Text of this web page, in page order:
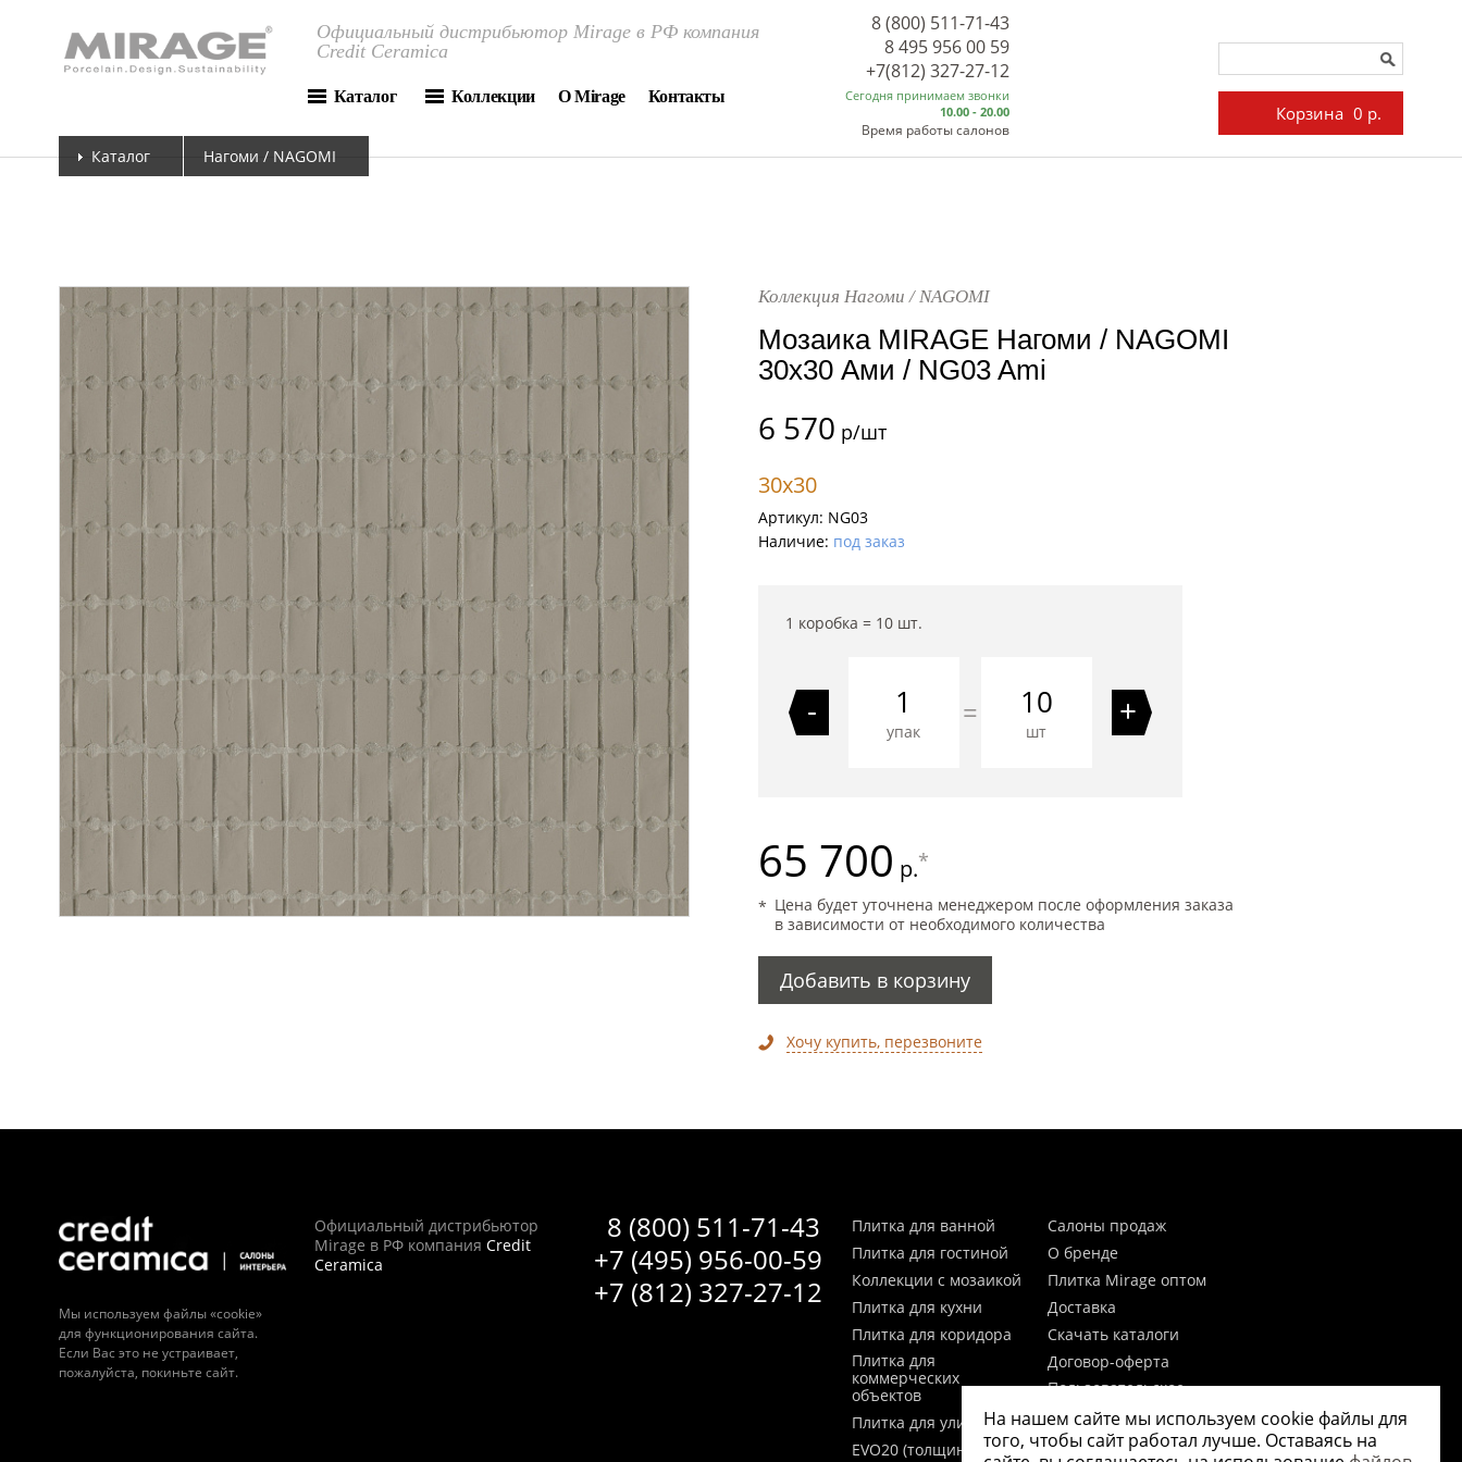
Официальный дистрибьютор Mirage в РФ компания
Credit Ceramica
Каталог Коллекции О Mirage Контакты
8 (800) 511-71-43
8 495 956 00 59
Сегодня принимаем звонки
10.00 - 20.00
Время работы салонов
+7(812) 327-27-12
Корзина 0 р.
Каталог Нагоми / NAGOMI
Коллекция Нагоми / NAGOMI
Мозаика MIRAGE Нагоми / NAGOMI
30x30 Ами / NG03 Ami
6 570 р/шт
30x30
Артикул: NG03
Наличие: под заказ
1 коробка = 10шт.
-
упак
= 10
шт
+
65 700 р.*
Цена будет уточнена менеджером после оформления заказа
в зависимости от необходимого количества
Добавить в корзину
Хочу купить, перезвоните
Мы используем файлы «cookie»
для функционирования сайта.
Если Вас это не устраивает,
пожалуйста, покиньте сайт.
8 (800) 511-71-43
+7 (495) 956-00-59
+7 (812) 327-27-12
Официальный дистрибьютор
Mirage в РФ компания Credit
Ceramica
Плитка для ванной
Плитка для гостиной
Коллекции с мозаикой
Плитка для кухни
Плитка для коридора
Плитка для
коммерческих
объектов
Плитка для улицы
EVO20 (толщина 20мм)
Салоны продаж
О бренде
Плитка Mirage оптом
Доставка
Скачать каталоги
Договор-оферта
Пользовательское
Согласие на обработку
персональных данных
На нашем сайте мы используем cookie файлы для
того, чтобы сайт работал лучше. Оставаясь на